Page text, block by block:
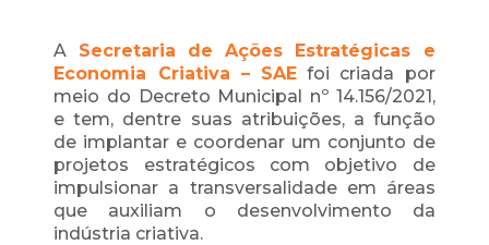
A Secretaria de Ações Estratégicas e
Economia Criativa – SAE foi criada por
meio do Decreto Municipal nº 14.156/2021,
e tem, dentre suas atribuições, a função
de implantar e coordenar um conjunto de
projetos estratégicos com objetivo de
impulsionar a transversalidade em áreas
que auxiliam o desenvolvimento da
indústria criativa.